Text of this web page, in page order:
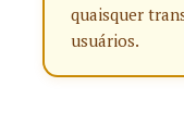
quaisquer
usuários.